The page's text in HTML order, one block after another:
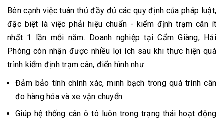
Bên cạnh việc tuân thủ đầy đủ các quy định của pháp luật,
đặc biệt là việc phải hiệu chuẩn - kiểm định trạm cân ít
nhất 1 lần mỗi năm. Doanh nghiệp tại Cẩm Giàng, Hải
Phòng còn nhận được nhiều lợi ích sau khi thực hiện quá
trình kiểm định trạm cân, điển hình như:
Đảm bảo tính chính xác, minh bạch trong quá trình cân
đo hàng hóa và xe vận chuyển.
Giúp hệ thống cân ô tô luôn trong trạng thái hoạt động